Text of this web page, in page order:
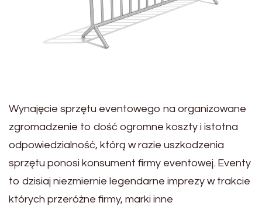
Wynajęcie sprzętu eventowego na organizowane
zgromadzenie to dość ogromne koszty i istotna
odpowiedzialność, którą w razie uszkodzenia
sprzętu ponosi konsument firmy eventowej. Eventy
to dzisiaj niezmiernie legendarne imprezy w trakcie
których przeróżne firmy, marki inne